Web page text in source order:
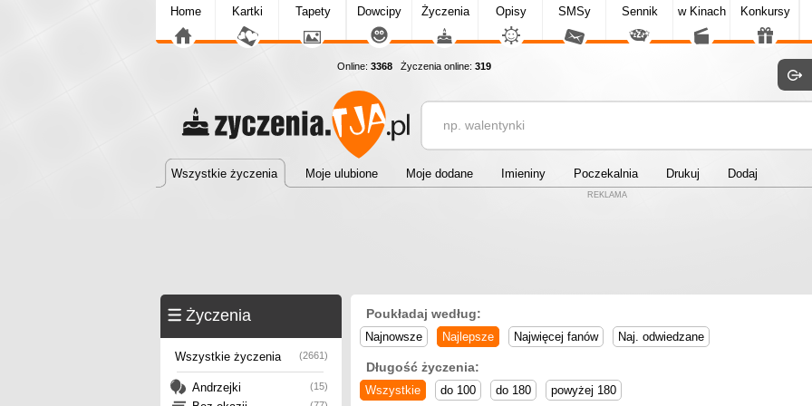
Home Kartki Tapety Dowcipy Życzenia Opisy SMSy Sennik w Kinach Konkursy
Online: 3368 Życzenia online: 319
Wszystkie życzenia Moje ulubione Moje dodane Imieniny Poczekalnia Drukuj Dodaj
REKLAMA
Życzenia
Wszystkie życzenia (2661)
Andrzejki (15)
Poukładaj według:
Najnowsze Najlepsze Najwięcej fanów Naj. odwiedzane
Długość życzenia:
Wszystkie do 100 do 180 powyżej 180